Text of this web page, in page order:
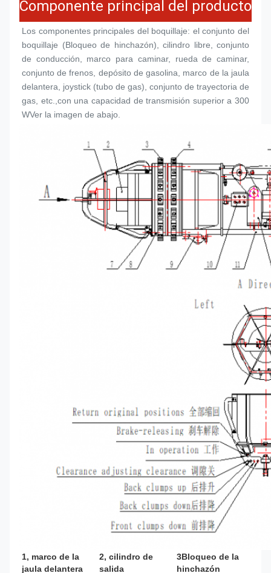
Componente principal del producto
Los componentes principales del boquillaje: el conjunto del
boquillaje (Bloqueo de hinchazón), cilindro libre, conjunto
de conducción, marco para caminar, rueda de caminar,
conjunto de frenos, depósito de gasolina, marco de la jaula
delantera, joystick (tubo de gas), conjunto de trayectoria de
gas, etc.,con una capacidad de transmisión superior a 300
WVer la imagen de abajo.
1, marco de la
jaula delantera
2, cilindro de
salida
3Bloqueo de la
hinchazón